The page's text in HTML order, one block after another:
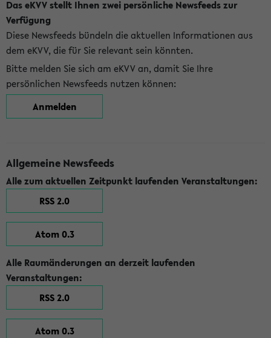
Das eKVV stellt Ihnen zwei persönliche Newsfeeds zur
Verfügung
Diese Newsfeeds bündeln die aktuellen Informationen aus
dem eKVV, die für Sie relevant sein könnten.
Bitte melden Sie sich am eKVV an, damit Sie Ihre
persönlichen Newsfeeds nutzen können:
Anmelden
Allgemeine Newsfeeds
Alle zum aktuellen Zeitpunkt laufenden Veranstaltungen:
RSS 2.0
Atom 0.3
Alle Raumänderungen an derzeit laufenden
Veranstaltungen:
RSS 2.0
Atom 0.3